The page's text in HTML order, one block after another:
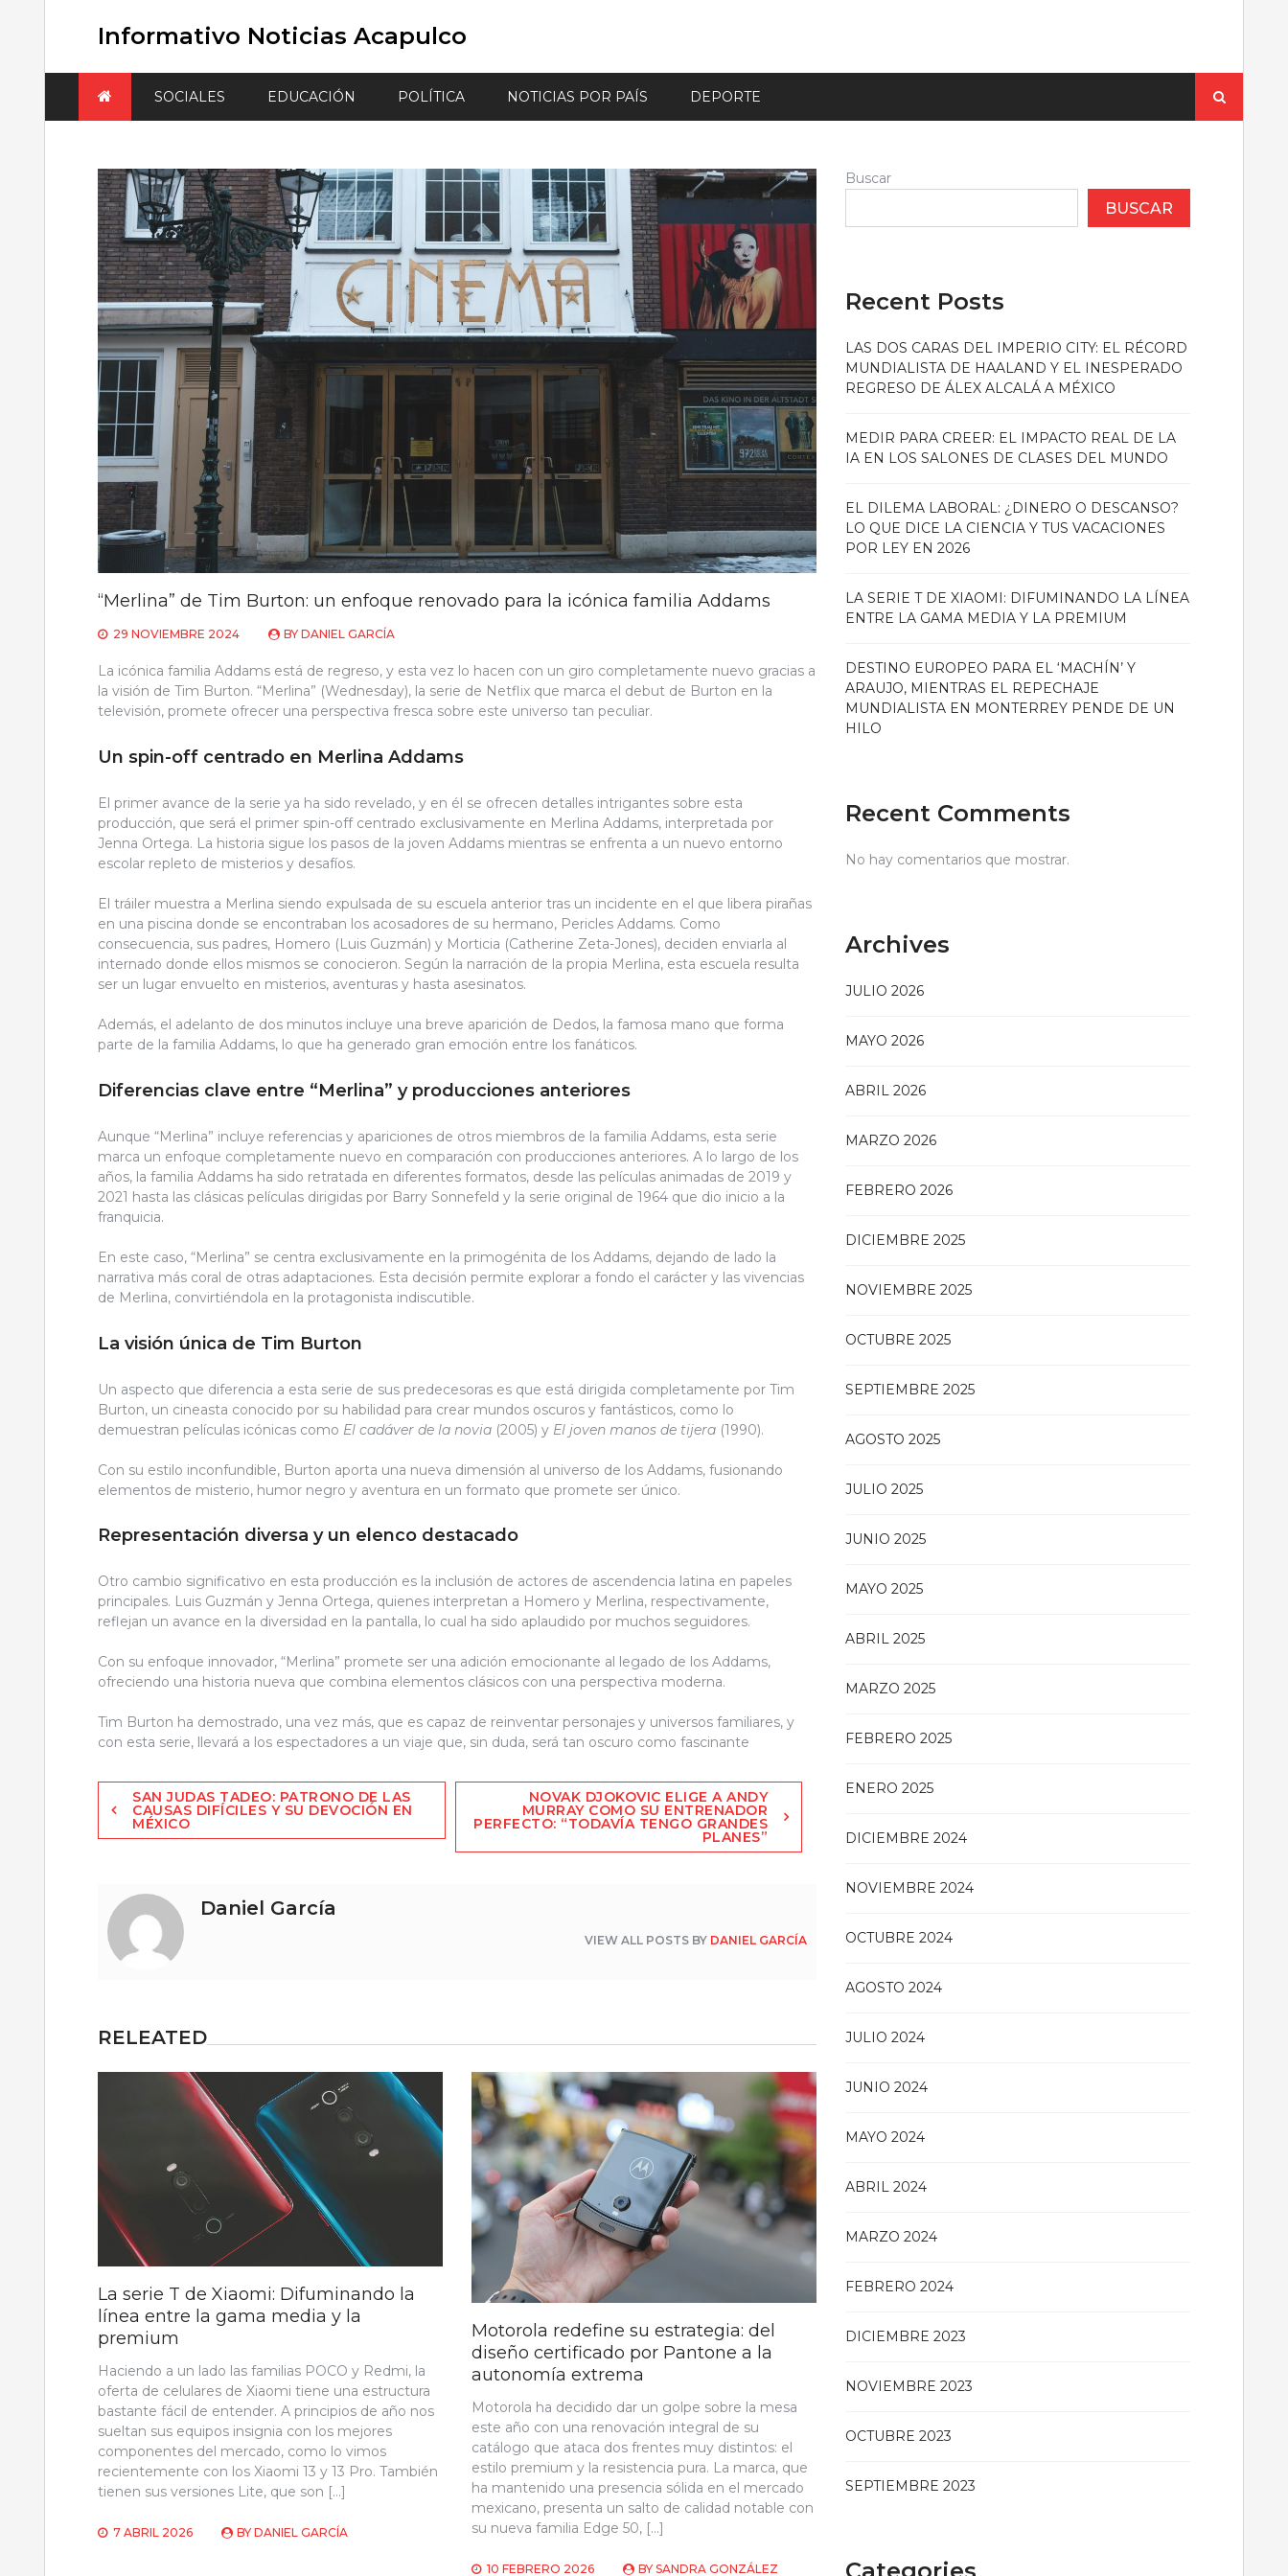
Informativo Noticias Acapulco
SOCIALES EDUCACIÓN POLÍTICA NOTICIAS POR PAÍS DEPORTE
“Merlina” de Tim Burton: un enfoque renovado para la icónica familia Addams
29 NOVIEMBRE 2024 BY DANIEL GARCÍA
La icónica familia Addams está de regreso, y esta vez lo hacen con un giro completamente nuevo gracias a
la visión de Tim Burton. “Merlina” (Wednesday), la serie de Netflix que marca el debut de Burton en la
televisión, promete ofrecer una perspectiva fresca sobre este universo tan peculiar.
Un spin-off centrado en Merlina Addams
El primer avance de la serie ya ha sido revelado, y en él se ofrecen detalles intrigantes sobre esta
producción, que será el primer spin-off centrado exclusivamente en Merlina Addams, interpretada por
Jenna Ortega. La historia sigue los pasos de la joven Addams mientras se enfrenta a un nuevo entorno
escolar repleto de misterios y desafíos.
El tráiler muestra a Merlina siendo expulsada de su escuela anterior tras un incidente en el que libera pirañas
en una piscina donde se encontraban los acosadores de su hermano, Pericles Addams. Como
consecuencia, sus padres, Homero (Luis Guzmán) y Morticia (Catherine Zeta-Jones), deciden enviarla al
internado donde ellos mismos se conocieron. Según la narración de la propia Merlina, esta escuela resulta
ser un lugar envuelto en misterios, aventuras y hasta asesinatos.
Además, el adelanto de dos minutos incluye una breve aparición de Dedos, la famosa mano que forma
parte de la familia Addams, lo que ha generado gran emoción entre los fanáticos.
Diferencias clave entre “Merlina” y producciones anteriores
Aunque “Merlina” incluye referencias y apariciones de otros miembros de la familia Addams, esta serie
marca un enfoque completamente nuevo en comparación con producciones anteriores. A lo largo de los
años, la familia Addams ha sido retratada en diferentes formatos, desde las películas animadas de 2019 y
2021 hasta las clásicas películas dirigidas por Barry Sonnefeld y la serie original de 1964 que dio inicio a la
franquicia.
En este caso, “Merlina” se centra exclusivamente en la primogénita de los Addams, dejando de lado la
narrativa más coral de otras adaptaciones. Esta decisión permite explorar a fondo el carácter y las vivencias
de Merlina, convirtiéndola en la protagonista indiscutible.
La visión única de Tim Burton
Un aspecto que diferencia a esta serie de sus predecesoras es que está dirigida completamente por Tim
Burton, un cineasta conocido por su habilidad para crear mundos oscuros y fantásticos, como lo
demuestran películas icónicas como El cadáver de la novia (2005) y El joven manos de tijera (1990).
Con su estilo inconfundible, Burton aporta una nueva dimensión al universo de los Addams, fusionando
elementos de misterio, humor negro y aventura en un formato que promete ser único.
Representación diversa y un elenco destacado
Otro cambio significativo en esta producción es la inclusión de actores de ascendencia latina en papeles
principales. Luis Guzmán y Jenna Ortega, quienes interpretan a Homero y Merlina, respectivamente,
reflejan un avance en la diversidad en la pantalla, lo cual ha sido aplaudido por muchos seguidores.
Con su enfoque innovador, “Merlina” promete ser una adición emocionante al legado de los Addams,
ofreciendo una historia nueva que combina elementos clásicos con una perspectiva moderna.
Tim Burton ha demostrado, una vez más, que es capaz de reinventar personajes y universos familiares, y
con esta serie, llevará a los espectadores a un viaje que, sin duda, será tan oscuro como fascinante
Navegación
de
SAN JUDAS TADEO: PATRONO DE LAS
CAUSAS DIFÍCILES Y SU DEVOCIÓN EN
MÉXICO
NOVAK DJOKOVIC ELIGE A ANDY
MURRAY COMO SU ENTRENADOR
PERFECTO: “TODAVÍA TENGO GRANDES
PLANES”
Daniel García
VIEW ALL POSTS BY DANIEL GARCÍA
RELEATED
La serie T de Xiaomi: Difuminando la
línea entre la gama media y la
premium
Haciendo a un lado las familias POCO y Redmi, la
oferta de celulares de Xiaomi tiene una estructura
bastante fácil de entender. A principios de año nos
sueltan sus equipos insignia con los mejores
componentes del mercado, como lo vimos
recientemente con los Xiaomi 13 y 13 Pro. También
tienen sus versiones Lite, que son […]
7 ABRIL 2026 BY DANIEL GARCÍA
Motorola redefine su estrategia: del
diseño certificado por Pantone a la
autonomía extrema
Motorola ha decidido dar un golpe sobre la mesa
este año con una renovación integral de su
catálogo que ataca dos frentes muy distintos: el
estilo premium y la resistencia pura. La marca, que
ha mantenido una presencia sólida en el mercado
mexicano, presenta un salto de calidad notable con
su nueva familia Edge 50, […]
10 FEBRERO 2026 BYSANDRA GONZÁLEZ
Buscar
BUSCAR
Recent Posts
LAS DOS CARAS DEL IMPERIO CITY: EL RÉCORD
MUNDIALISTA DE HAALAND Y EL INESPERADO
REGRESO DE ÁLEX ALCALÁ A MÉXICO
MEDIR PARA CREER: EL IMPACTO REAL DE LA
IA EN LOS SALONES DE CLASES DEL MUNDO
EL DILEMA LABORAL: ¿DINERO O DESCANSO?
LO QUE DICE LA CIENCIA Y TUS VACACIONES
POR LEY EN 2026
LA SERIE T DE XIAOMI: DIFUMINANDO LA LÍNEA
ENTRE LA GAMA MEDIA Y LA PREMIUM
DESTINO EUROPEO PARA EL ‘MACHÍN’ Y
ARAUJO, MIENTRAS EL REPECHAJE
MUNDIALISTA EN MONTERREY PENDE DE UN
HILO
Recent Comments
No hay comentarios que mostrar.
Archives
JULIO 2026
MAYO 2026
ABRIL 2026
MARZO 2026
FEBRERO 2026
DICIEMBRE 2025
NOVIEMBRE 2025
OCTUBRE 2025
SEPTIEMBRE 2025
AGOSTO 2025
JULIO 2025
JUNIO 2025
MAYO 2025
ABRIL 2025
MARZO 2025
FEBRERO 2025
ENERO 2025
DICIEMBRE 2024
NOVIEMBRE 2024
OCTUBRE 2024
AGOSTO 2024
JULIO 2024
JUNIO 2024
MAYO 2024
ABRIL 2024
MARZO 2024
FEBRERO 2024
DICIEMBRE 2023
NOVIEMBRE 2023
OCTUBRE 2023
SEPTIEMBRE 2023